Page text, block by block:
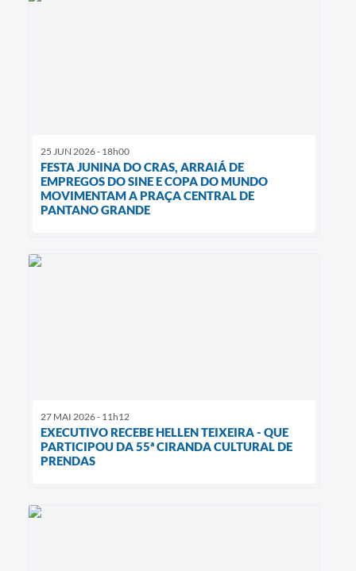
25 JUN 2026 - 18h00
FESTA JUNINA DO CRAS, ARRAIÁ DE
EMPREGOS DO SINE E COPA DO MUNDO
MOVIMENTAM A PRAÇA CENTRAL DE
PANTANO GRANDE
27 MAI 2026 - 11h12
EXECUTIVO RECEBE HELLEN TEIXEIRA - QUE
PARTICIPOU DA 55ª CIRANDA CULTURAL DE
PRENDAS